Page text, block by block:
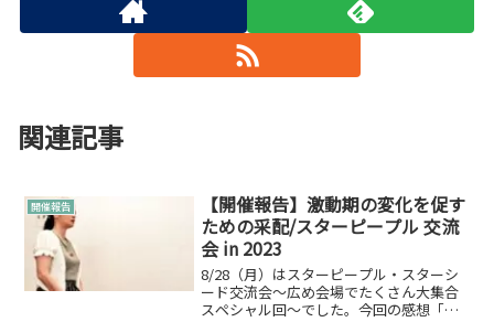
関連記事
開催報告
【開催報告】激動期の変化を促す
ための采配/スターピープル 交流
会 in 2023
8/28（月）はスターピープル・スターシ
ード交流会～広め会場でたくさん大集合
スペシャル回～でした。今回の感想「だ